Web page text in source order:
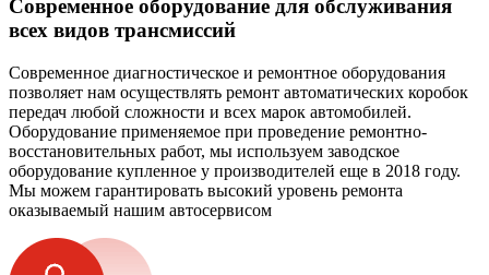
Современное оборудование для обслуживания
всех видов трансмиссий
Современное диагностическое и ремонтное оборудования
позволяет нам осуществлять ремонт автоматических коробок
передач любой сложности и всех марок автомобилей.
Оборудование применяемое при проведение ремонтно-
восстановительных работ, мы используем заводское
оборудование купленное у производителей еще в 2018 году.
Мы можем гарантировать высокий уровень ремонта
оказываемый нашим автосервисом